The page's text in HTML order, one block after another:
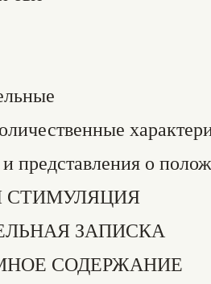
представления о
СТИМУЛЯЦИЯ
ЗАПИСКА
СОДЕРЖАНИЕ